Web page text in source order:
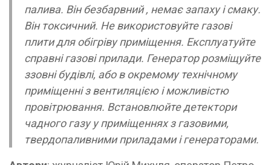
палива. Він безбарвний , немає запаху і смаку.
Він токсичний. Не використовуйте газові
плити для обігріву приміщення. Експлуатуйте
справні газові прилади. Генератор розміщуйте
ззовні будівлі, або в окремому технічному
приміщенні з вентиляцією і можливістю
провітрювання. Встановлюйте детектори
чадного газу у приміщеннях з газовими,
твердопаливними приладами і генераторами.